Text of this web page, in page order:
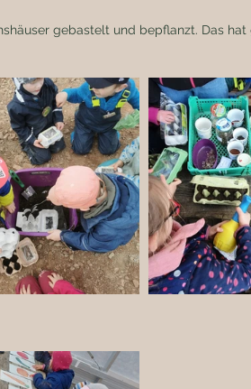
gebastelt und bepflanzt. Das